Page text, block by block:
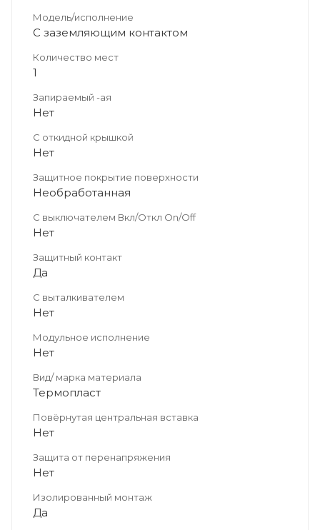
Модель/исполнение
С заземляющим контактом
Количество мест
1
Запираемый -ая
Нет
С откидной крышкой
Нет
Защитное покрытие поверхности
Необработанная
С выключателем Вкл/Откл On/Off
Нет
Защитный контакт
Да
С выталкивателем
Нет
Модульное исполнение
Нет
Вид/ марка материала
Термопласт
Повёрнутая центральная вставка
Нет
Защита от перенапряжения
Нет
Изолированный монтаж
Да